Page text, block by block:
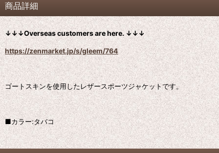
商品詳細
↓↓↓Overseas customers are here. ↓↓↓
https://zenmarket.jp/s/gleem/764
ゴートスキンを使用したレザースポーツジャケットです。
■カラー:タバコ